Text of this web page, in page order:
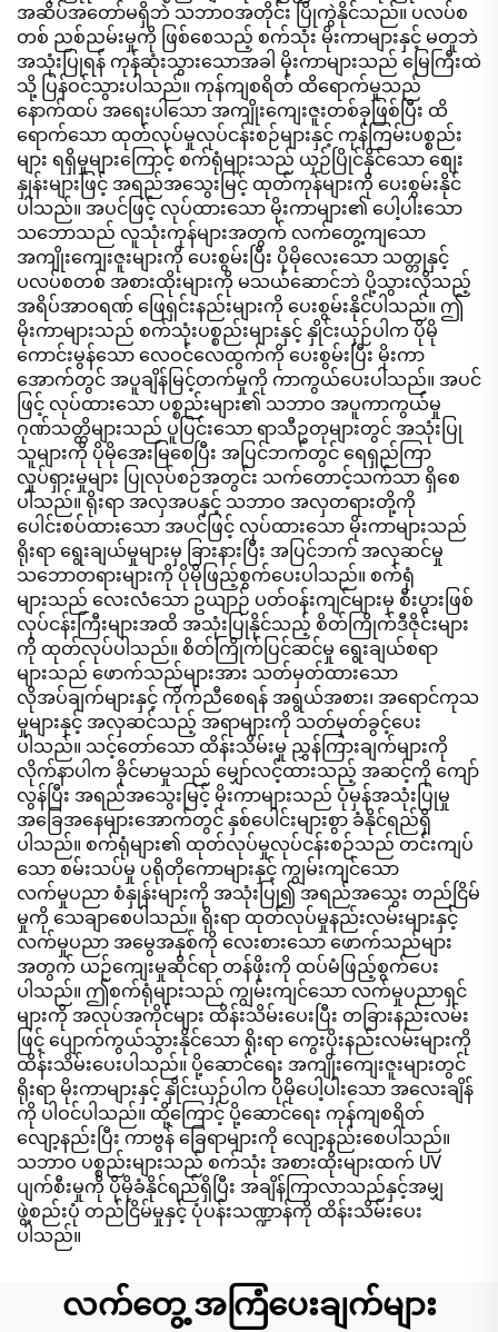
အဆိပ်အတော်မရှိဘဲ သဘာဝအတိုင်း ပြိုကွဲနိုင်သည်။ ပလပ်စ
တစ် ညစ်ညမ်းမှုကို ဖြစ်စေသည့် စက်သုံး မိုးကာများနှင့် မတူဘဲ
အသုံးပြုရန် ကုန်ဆုံးသွားသောအခါ မိုးကာများသည် မြေကြီးထဲ
သို့ ပြန်ဝင်သွားပါသည်။ ကုန်ကျစရိတ် ထိရောက်မှုသည်
နောက်ထပ် အရေးပါသော အကျိုးကျေးဇူးတစ်ခုဖြစ်ပြီး ထိ
ရောက်သော ထုတ်လုပ်မှုလုပ်ငန်းစဉ်များနှင့် ကုန်ကြမ်းပစ္စည်း
များ ရရှိမှုများကြောင့် စက်ရုံများသည် ယှဉ်ပြိုင်နိုင်သော စျေး
နှုန်းများဖြင့် အရည်အသွေးမြင့် ထုတ်ကုန်များကို ပေးစွမ်းနိုင်
ပါသည်။ အပင်ဖြင့် လုပ်ထားသော မိုးကာများ၏ ပေါ့ပါးသော
သဘောသည် လူသုံးကုန်များအတွက် လက်တွေ့ကျသော
အကျိုးကျေးဇူးများကို ပေးစွမ်းပြီး ပိုမိုလေးသော သတ္တုနှင့်
ပလပ်စတစ် အစားထိုးများကို မသယ်ဆောင်ဘဲ ပို့သွားလိုသည့်
အရိပ်အာဝရဏ် ဖြေရှင်းနည်းများကို ပေးစွမ်းနိုင်ပါသည်။ ဤ
မိုးကာများသည် စက်သုံးပစ္စည်းများနှင့် နှိုင်းယှဉ်ပါက ပိုမို
ကောင်းမွန်သော လေဝင်လေထွက်ကို ပေးစွမ်းပြီး မိုးကာ
အောက်တွင် အပူချိန်မြင့်တက်မှုကို ကာကွယ်ပေးပါသည်။ အပင်
ဖြင့် လုပ်ထားသော ပစ္စည်းများ၏ သဘာဝ အပူကာကွယ်မှု
ဂုဏ်သတ္တိများသည် ပူပြင်းသော ရာသီဥတုများတွင် အသုံးပြု
သူများကို ပိုမိုအေးမြစေပြီး အပြင်ဘက်တွင် ရေရှည်ကြာ
လှုပ်ရှားမှုများ ပြုလုပ်စဉ်အတွင်း သက်တောင့်သက်သာ ရှိစေ
ပါသည်။ ရိုးရာ အလှအပနှင့် သဘာဝ အလှတရားတို့ကို
ပေါင်းစပ်ထားသော အပင်ဖြင့် လုပ်ထားသော မိုးကာများသည်
ရိုးရာ ရွေးချယ်မှုများမှ ခြားနားပြီး အပြင်ဘက် အလှဆင်မှု
သဘောတရားများကို ပိုမိုဖြည့်စွက်ပေးပါသည်။ စက်ရုံ
များသည် လေးလံသော ဥယျာဉ် ပတ်ဝန်းကျင်များမှ စီးပွားဖြစ်
လုပ်ငန်းကြီးများအထိ အသုံးပြုနိုင်သည့် စိတ်ကြိုက်ဒီဇိုင်းများ
ကို ထုတ်လုပ်ပါသည်။ စိတ်ကြိုက်ပြင်ဆင်မှု ရွေးချယ်စရာ
များသည် ဖောက်သည်များအား သတ်မှတ်ထားသော
လိုအပ်ချက်များနှင့် ကိုက်ညီစေရန် အရွယ်အစား၊ အရောင်ကုသ
မှုများနှင့် အလှဆင်သည့် အရာများကို သတ်မှတ်ခွင့်ပေး
ပါသည်။ သင့်တော်သော ထိန်းသိမ်းမှု ညွှန်ကြားချက်များကို
လိုက်နာပါက ခိုင်မာမှုသည် မျှော်လင့်ထားသည့် အဆင့်ကို ကျော်
လွန်ပြီး အရည်အသွေးမြင့် မိုးကာများသည် ပုံမှန်အသုံးပြုမှု
အခြေအနေများအောက်တွင် နှစ်ပေါင်းများစွာ ခံနိုင်ရည်ရှိ
ပါသည်။ စက်ရုံများ၏ ထုတ်လုပ်မှုလုပ်ငန်းစဉ်သည် တင်းကျပ်
သော စမ်းသပ်မှု ပရိုတိုကောများနှင့် ကျွမ်းကျင်သော
လက်မှုပညာ စံနှုန်းများကို အသုံးပြု၍ အရည်အသွေး တည်ငြိမ်
မှုကို သေချာစေပါသည်။ ရိုးရာ ထုတ်လုပ်မှုနည်းလမ်းများနှင့်
လက်မှုပညာ အမွေအနှစ်ကို လေးစားသော ဖောက်သည်များ
အတွက် ယဉ်ကျေးမှုဆိုင်ရာ တန်ဖိုးကို ထပ်မံဖြည့်စွက်ပေး
ပါသည်။ ဤစက်ရုံများသည် ကျွမ်းကျင်သော လက်မှုပညာရှင်
များကို အလုပ်အကိုင်များ ထိန်းသိမ်းပေးပြီး တခြားနည်းလမ်း
ဖြင့် ပျောက်ကွယ်သွားနိုင်သော ရိုးရာ ကွေးပိုးနည်းလမ်းများကို
ထိန်းသိမ်းပေးပါသည်။ ပို့ဆောင်ရေး အကျိုးကျေးဇူးများတွင်
ရိုးရာ မိုးကာများနှင့် နှိုင်းယှဉ်ပါက ပိုမိုပေါ့ပါးသော အလေးချိန်
ကို ပါဝင်ပါသည်။ ထို့ကြောင့် ပို့ဆောင်ရေး ကုန်ကျစရိတ်
လျော့နည်းပြီး ကာဗွန် ခြေရာများကို လျော့နည်းစေပါသည်။
သဘာဝ ပစ္စည်းများသည် စက်သုံး အစားထိုးများထက် UV
ပျက်စီးမှုကို ပိုမိုခံနိုင်ရည်ရှိပြီး အချိန်ကြာလာသည်နှင့်အမျှ
ဖွဲ့စည်းပုံ တည်ငြိမ်မှုနှင့် ပုံပန်းသဏ္ဍာန်ကို ထိန်းသိမ်းပေး
ပါသည်။
လက်တွေ့ အကြံပေးချက်များ